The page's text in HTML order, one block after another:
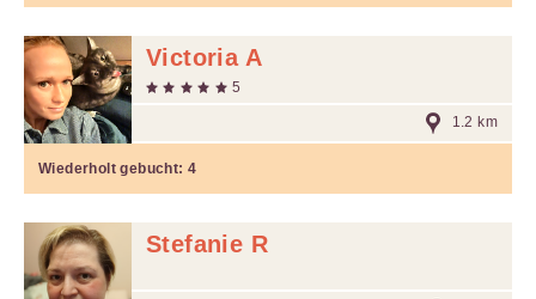
Victoria A
5
1.2 km
Wiederholt gebucht:4
Stefanie R